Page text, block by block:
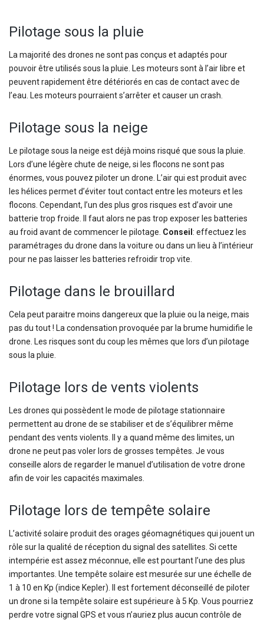
Pilotage sous la pluie
La majorité des drones ne sont pas conçus et adaptés pour
pouvoir être utilisés sous la pluie. Les moteurs sont à l’air libre et
peuvent rapidement être détériorés en cas de contact avec de
l’eau. Les moteurs pourraient s’arrêter et causer un crash.
Pilotage sous la neige
Le pilotage sous la neige est déjà moins risqué que sous la pluie.
Lors d’une légère chute de neige, si les flocons ne sont pas
énormes, vous pouvez piloter un drone. L’air qui est produit avec
les hélices permet d’éviter tout contact entre les moteurs et les
flocons. Cependant, l’un des plus gros risques est d’avoir une
batterie trop froide. Il faut alors ne pas trop exposer les batteries
au froid avant de commencer le pilotage. Conseil: effectuez les
paramétrages du drone dans la voiture ou dans un lieu à l’intérieur
pour ne pas laisser les batteries refroidir trop vite.
Pilotage dans le brouillard
Cela peut paraitre moins dangereux que la pluie ou la neige, mais
pas du tout ! La condensation provoquée par la brume humidifie le
drone. Les risques sont du coup les mêmes que lors d’un pilotage
sous la pluie.
Pilotage lors de vents violents
Les drones qui possèdent le mode de pilotage stationnaire
permettent au drone de se stabiliser et de s’équilibrer même
pendant des vents violents. Il y a quand même des limites, un
drone ne peut pas voler lors de grosses tempêtes. Je vous
conseille alors de regarder le manuel d’utilisation de votre drone
afin de voir les capacités maximales.
Pilotage lors de tempête solaire
L’activité solaire produit des orages géomagnétiques qui jouent un
rôle sur la qualité de réception du signal des satellites. Si cette
intempérie est assez méconnue, elle est pourtant l’une des plus
importantes. Une tempête solaire est mesurée sur une échelle de
1 à 10 en Kp (indice Kepler). Il est fortement déconseillé de piloter
un drone si la tempête solaire est supérieure à 5 Kp. Vous pourriez
perdre votre signal GPS et vous n’auriez plus aucun contrôle de